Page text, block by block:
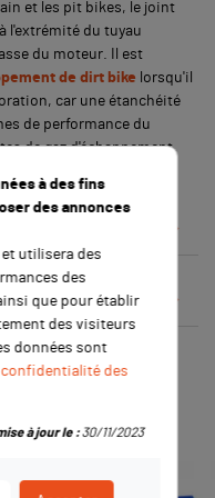
et les pit bikes, le joint
l'extrémité du tuyau
du moteur. Il est
de dirt bike lorsqu'il
car une étanchéité
de performance du
de gaz d'échappement
acheté ce
acheté :
à des fins
des annonces
utilisera des
des
que pour établir
des visiteurs
données sont
des
à jour le :30/11/2023